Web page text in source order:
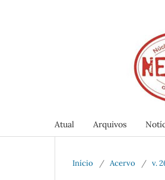
Atual Arquivos
Início / Acervo / v.